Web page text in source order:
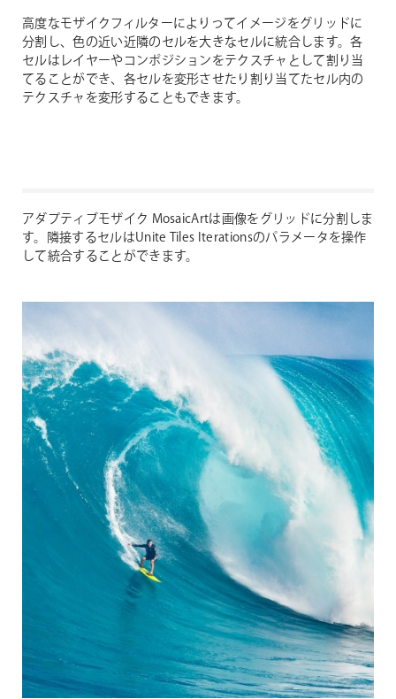
高度なモザイクフィルターによりってイメージをグリッドに
分割し、色の近い近隣のセルを大きなセルに統合します。各
セルはレイヤーやコンポジションをテクスチャとして割り当
てることができ、各セルを変形させたり割り当てたセル内の
テクスチャを変形することもできます。
アダプティブモザイク MosaicArtは画像をグリッドに分割しま
す。隣接するセルはUnite Tiles Iterationsのパラメータを操作
して統合することができます。